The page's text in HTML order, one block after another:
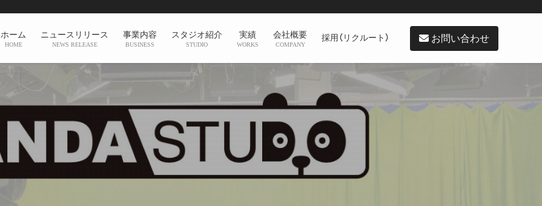
ホーム
HOME
ニュースリリース
NEWS RELEASE
事業内容
BUSINESS
スタジオ紹介
STUDIO
実績
WORKS
会社概要
COMPANY
採用（リクルート） お問い合わせ